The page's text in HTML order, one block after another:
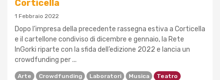
Corticella
1 Febbraio 2022
Dopo l’impresa della precedente rassegna estiva a Corticella
e il cartellone condiviso di dicembre e gennaio, la Rete
InGorki riparte con la sfida dell’edizione 2022 e lancia un
crowdfunding per ...
Arte Crowdfunding Laboratori Musica Teatro